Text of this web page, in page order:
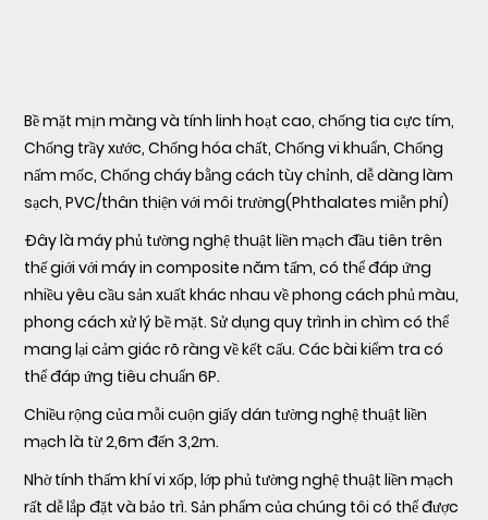
Bề mặt mịn màng và tính linh hoạt cao, chống tia cực tím,
Chống trầy xước, Chống hóa chất, Chống vi khuẩn, Chống
nấm mốc, Chống cháy bằng cách tùy chỉnh, dễ dàng làm
sạch, PVC/thân thiện với môi trường(Phthalates miễn phí)
Đây là máy phủ tường nghệ thuật liền mạch đầu tiên trên
thế giới với máy in composite năm tấm, có thể đáp ứng
nhiều yêu cầu sản xuất khác nhau về phong cách phủ màu,
phong cách xử lý bề mặt. Sử dụng quy trình in chìm có thể
mang lại cảm giác rõ ràng về kết cấu. Các bài kiểm tra có
thể đáp ứng tiêu chuẩn 6P.
Chiều rộng của mỗi cuộn giấy dán tường nghệ thuật liền
mạch là từ 2,6m đến 3,2m.
Nhờ tính thấm khí vi xốp, lớp phủ tường nghệ thuật liền mạch
rất dễ lắp đặt và bảo trì. Sản phẩm của chúng tôi có thể được